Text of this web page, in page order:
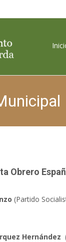
Obrero
(Partido
Hernández